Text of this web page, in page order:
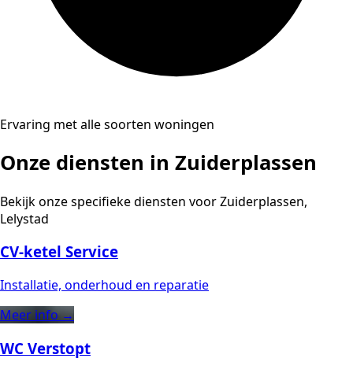
Ervaring met alle soorten woningen
Onze diensten in Zuiderplassen
Bekijk onze specifieke diensten voor Zuiderplassen,
Lelystad
CV-ketel Service
Installatie, onderhoud en reparatie
Meer info →
WC Verstopt